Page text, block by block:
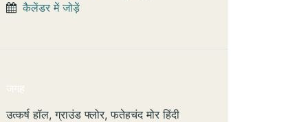
कैलेंडर में जोड़ें
जगह
उत्कर्ष हॉल, ग्राउंड फ्लोर, फतेहचंद मोर हिंदी